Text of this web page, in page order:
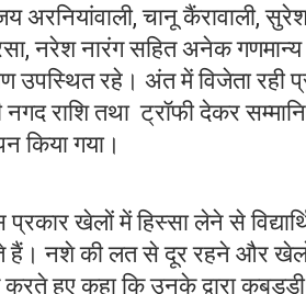
अरनियांवाली, चानू कैंरावाली,
नरेश नारंग सहित अनेक गणमान्य
उपस्थित रहे। अंत में विजेता रही
राशि तथा ट्रॉफी देकर
किया गया।
खेलों में हिस्सा लेने से
हैं। नशे की लत से दूर रहने और
हुए कहा कि उनके द्वारा